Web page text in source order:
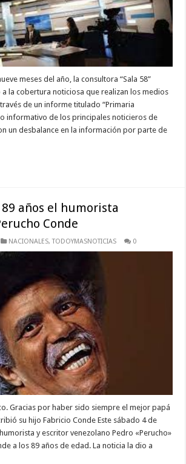
meses del año, la consultora “Sala 58”
la cobertura noticiosa que realizan los medios
de un informe titulado “Primaria
informativo de los principales noticieros de
un desbalance en la información por parte de
años el humorista
Conde
NACIONALES,TODOYMASNOTICIAS 0
Gracias por haber sido siempre el mejor papá
su hijo Fabricio Conde Este sábado 4 de
y escritor venezolano Pedro «Perucho»
a los 89 años de edad. La noticia la dio a